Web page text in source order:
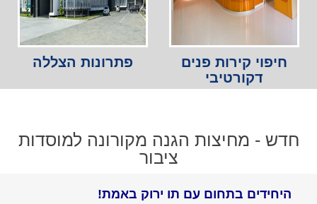
פתרונות הצללה
חיפוי קירות פנים
דקורטיבי
חדש - מחיצות הגנה מקורונה למוסדות
ציבור
היחידים בתחום עם תו ירוק באמת!